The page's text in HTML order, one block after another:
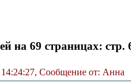
на 69 страницах: стр.
, Сообщение от: Анна